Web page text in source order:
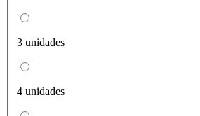
3 unidades
4 unidades